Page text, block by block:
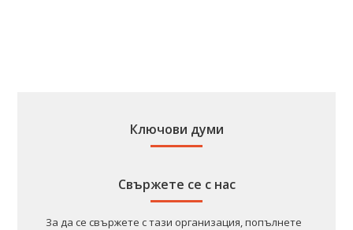
Ключови думи
Свържете се с нас
За да се свържете с тази организация, попълнете